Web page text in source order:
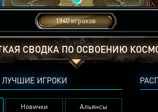
1940 игроков
СВОДКА ПО ОСВОЕНИЮ
ЛУЧШИЕ ИГРОКИ
Новички Альянсы